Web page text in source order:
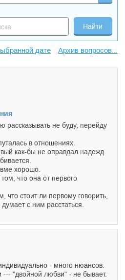
Архив вопросов...
рассказывать не буду, перейду
в отношениях.
как-бы не оправдал надежд.
хорошо.
что она от первого
что стоит ли первому говорить,
с ним расстаться.
- много нюансов.
--- "двойной любви" - не бывает.